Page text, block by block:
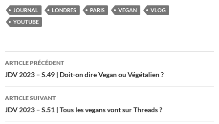
JOURNAL LONDRES PARIS VEGAN
VLOG
YOUTUBE
Navigation
des
articles
ARTICLE PRÉCÉDENT
JDV 2023 – S.49 | Doit-on dire Vegan ou Végétalien ?
ARTICLE SUIVANT
JDV 2023 – S.51 | Tous les vegans vont sur Threads ?